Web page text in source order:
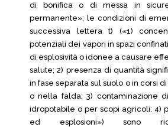
di bonifica o di messa in
permanente»; le condizioni di
successiva lettera t) («1)
potenziali dei vapori in spazi
di esplosività o idonee a causare
salute; 2) presenza di quantità
in fase separata sul suolo o in corsi
o nella falda; 3) contaminazione
idropotabile o per scopi agricoli; 4)
ed esplosioni») sono